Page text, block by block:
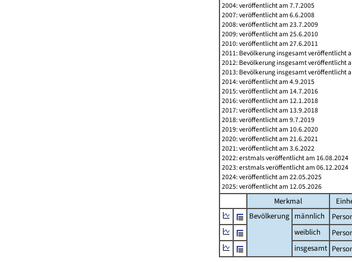
2004: veröffentlicht am 7.7.2005
2007: veröffentlicht am 6.6.2008
2008: veröffentlicht am 23.7.2009
2009: veröffentlicht am 25.6.2010
2010: veröffentlicht am 27.6.2011
2011: Bevölkerung insgesamt veröffentlicht
2012: Bevölkerung insgesamt veröffentlicht
2013: Bevölkerung insgesamt veröffentlicht
2014: veröffentlicht am 4.9.2015
2015: veröffentlicht am 14.7.2016
2016: veröffentlicht am 12.1.2018
2017: veröffentlicht am 13.9.2018
2018: veröffentlicht am 9.7.2019
2019: veröffentlicht am 10.6.2020
2020: veröffentlicht am 21.6.2021
2021: veröffentlicht am 3.6.2022
2022: erstmals veröffentlicht am 16.08.2024
2023: erstmals veröffentlicht am 06.12.2024
2024: veröffentlicht am 22.05.2025
2025: veröffentlicht am 12.05.2026
Merkmal
Bevölkerung männlich
weiblich
insgesamt